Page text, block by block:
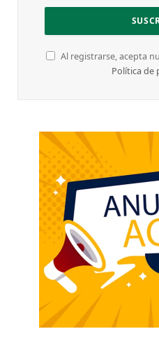
Al registrarse, acepta
Política de